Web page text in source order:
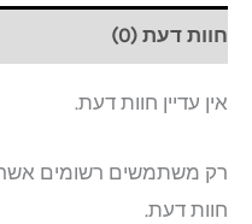
חוות דעת (0)
אין עדיין חוות דעת.
רק משתמשים רשומים אשר
חוות דעת.